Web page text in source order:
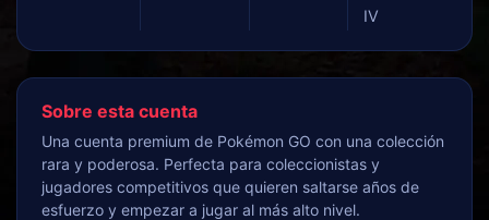
IV
Sobre esta cuenta
Una cuenta premium de Pokémon GO con una colección
rara y poderosa. Perfecta para coleccionistas y
jugadores competitivos que quieren saltarse años de
esfuerzo y empezar a jugar al más alto nivel.